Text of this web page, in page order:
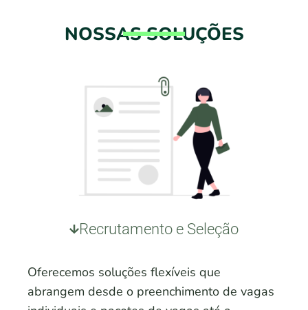
NOSSAS SOLUÇÕES
Recrutamento e Seleção
Oferecemos soluções flexíveis que
abrangem desde o preenchimento de vagas